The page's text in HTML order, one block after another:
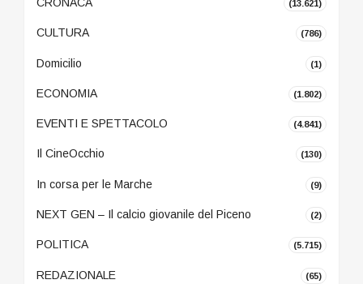
CRONACA (13.621)
CULTURA (786)
Domicilio (1)
ECONOMIA (1.802)
EVENTI E SPETTACOLO (4.841)
Il CineOcchio (130)
In corsa per le Marche (9)
NEXT GEN – Il calcio giovanile del Piceno (2)
POLITICA (5.715)
REDAZIONALE (65)